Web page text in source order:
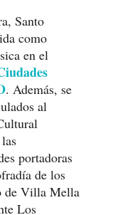
Santo
como
en el
. Además, se
al
portadoras
de los
de Villa Mella
Los